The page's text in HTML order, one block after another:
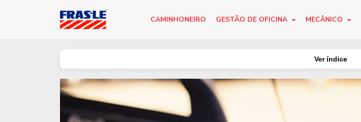
CAMINHONEIRO GESTÃO DE OFICINA MECÂNICO
Ver índice